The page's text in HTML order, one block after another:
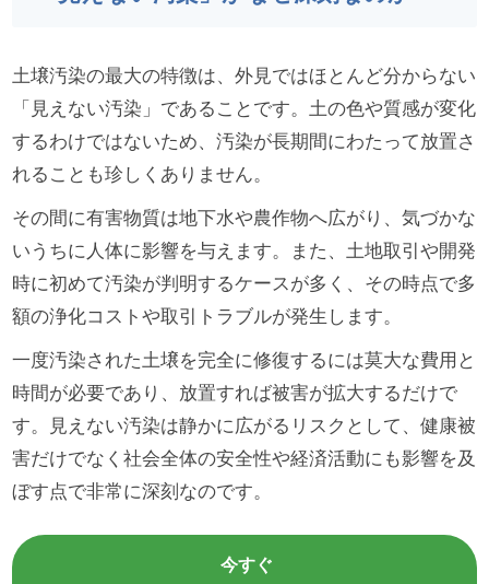
土壌汚染の最大の特徴は、外見ではほとんど分からない
「見えない汚染」であることです。土の色や質感が変化
するわけではないため、汚染が長期間にわたって放置さ
れることも珍しくありません。
その間に有害物質は地下水や農作物へ広がり、気づかな
いうちに人体に影響を与えます。また、土地取引や開発
時に初めて汚染が判明するケースが多く、その時点で多
額の浄化コストや取引トラブルが発生します。
一度汚染された土壌を完全に修復するには莫大な費用と
時間が必要であり、放置すれば被害が拡大するだけで
す。見えない汚染は静かに広がるリスクとして、健康被
害だけでなく社会全体の安全性や経済活動にも影響を及
ぼす点で非常に深刻なのです。
今すぐ